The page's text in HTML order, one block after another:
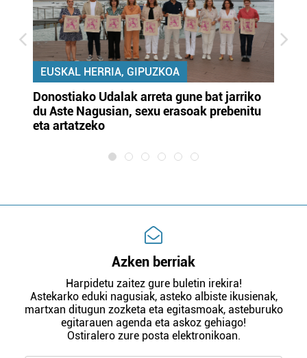
EUSKAL HERRIA, GIPUZKOA
Donostiako Udalak arreta gune bat jarriko
du Aste Nagusian, sexu erasoak prebenitu
eta artatzeko
Azken berriak
Harpidetu zaitez gure buletin irekira!
Astekarko eduki nagusiak, asteko albiste ikusienak,
martxan ditugun zozketa eta egitasmoak, asteburuko
egitarauen agenda eta askoz gehiago!
Ostiralero zure posta elektronikoan.